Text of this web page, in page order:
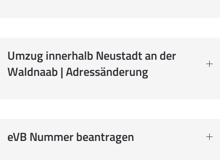
Umzug innerhalb Neustadt an der
Waldnaab | Adressänderung
eVB Nummer beantragen